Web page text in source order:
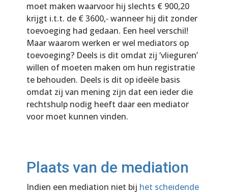
moet maken waarvoor hij slechts € 900,20
krijgt i.t.t. de € 3600,­‐ wanneer hij dit zonder
toevoeging had gedaan. Een heel verschil!
Maar waarom werken er wel mediators op
toevoeging? Deels is dit omdat zij ‘vlieguren’
willen of moeten maken om hun registratie
te behouden. Deels is dit op ideële basis
omdat zij van mening zijn dat een ieder die
rechtshulp nodig heeft daar een mediator
voor moet kunnen vinden.
Plaats van de mediation
Indien een mediation niet bij het scheidende